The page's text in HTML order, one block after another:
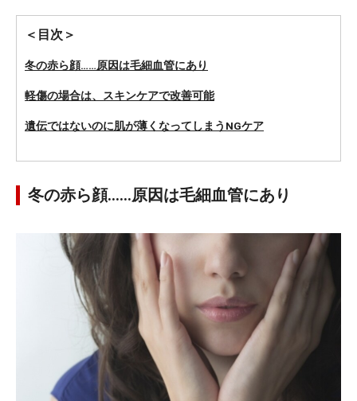
＜目次＞
冬の赤ら顔……原因は毛細血管にあり
軽傷の場合は、スキンケアで改善可能
遺伝ではないのに肌が薄くなってしまうNGケア
冬の赤ら顔……原因は毛細血管にあり